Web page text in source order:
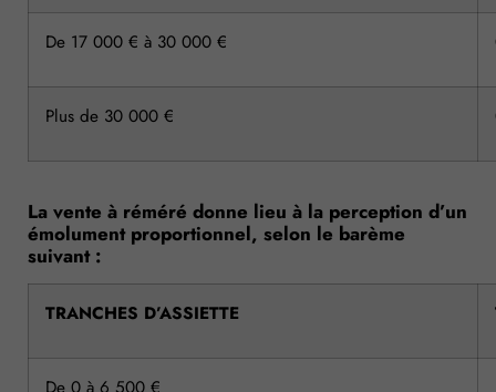
De 17 000 € à 30 000 €
Plus de 30 000 €
La vente à réméré donne lieu à la perception d’un
émolument proportionnel, selon le barème
suivant :
TRANCHES D’ASSIETTE
De 0 à 6 500 €